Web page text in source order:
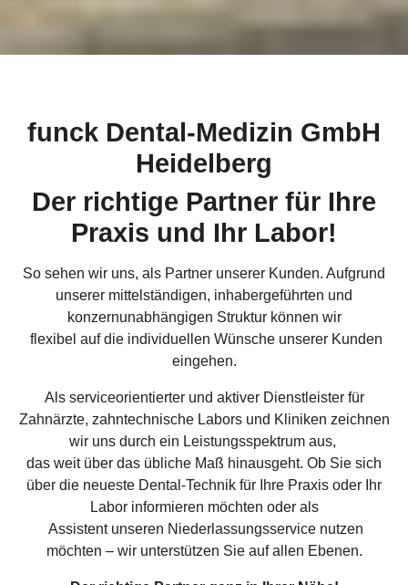
funck Dental-Medizin GmbH
Heidelberg
Der richtige Partner für Ihre
Praxis und Ihr Labor!
So sehen wir uns, als Partner unserer Kunden. Aufgrund
unserer mittelständigen, inhabergeführten und
konzernunabhängigen Struktur können wir
flexibel auf die individuellen Wünsche unserer Kunden
eingehen.
Als serviceorientierter und aktiver Dienstleister für
Zahnärzte, zahntechnische Labors und Kliniken zeichnen
wir uns durch ein Leistungsspektrum aus,
das weit über das übliche Maß hinausgeht. Ob Sie sich
über die neueste Dental-Technik für Ihre Praxis oder Ihr
Labor informieren möchten oder als
Assistent unseren Niederlassungsservice nutzen
möchten – wir unterstützen Sie auf allen Ebenen.